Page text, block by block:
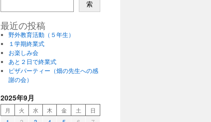
索
最近の投稿
野外教育活動（５年生）
１学期終業式
お楽しみ会
あと２日で終業式
ピザパーティー（畑の先生への感
謝の会）
2025年9月
月 火 水 木 金 土 日